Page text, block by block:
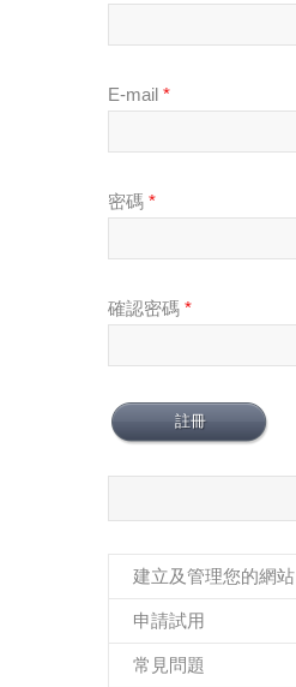
E-mail*
密碼*
確認密碼*
建立及管理您的網站
申請試用
常見問題